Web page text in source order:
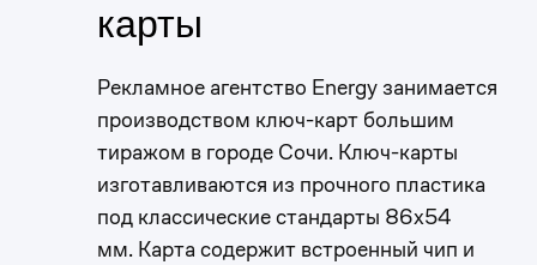
карты
Рекламное агентство Energy занимается
производством ключ-карт большим
тиражом в городе Сочи. Ключ-карты
изготавливаются из прочного пластика
под классические стандарты 86х54
мм. Карта содержит встроенный чип и